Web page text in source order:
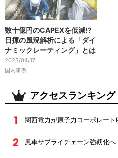
数十億円のCAPEXを低減!?
日揮の風況解析による「ダイ
ナミックレーティング」とは
2023/04/17
国内事例
アクセスランキング
関西電力が原子力コーポレー
風車サプライチェーン強靱化